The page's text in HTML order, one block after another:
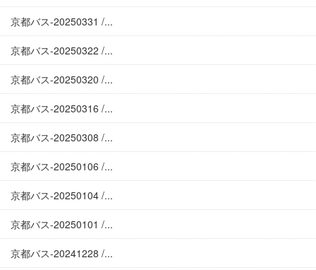
京都バス-20250331 /...
京都バス-20250322 /...
京都バス-20250320 /...
京都バス-20250316 /...
京都バス-20250308 /...
京都バス-20250106 /...
京都バス-20250104 /...
京都バス-20250101 /...
京都バス-20241228 /...